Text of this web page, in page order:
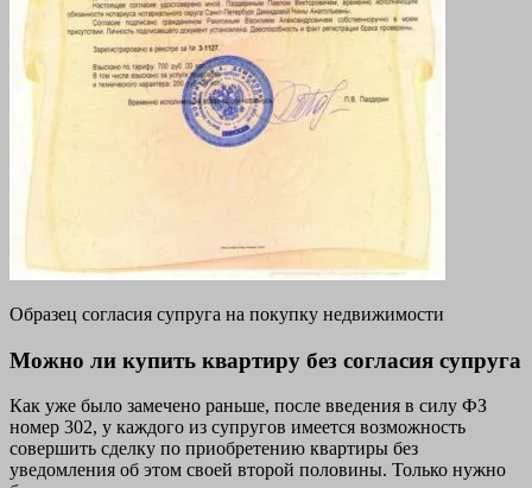
Образец согласия супруга на покупку недвижимости
Можно ли купить квартиру без согласия супруга
Как уже было замечено раньше, после введения в силу ФЗ
номер 302, у каждого из супругов имеется возможность
совершить сделку по приобретению квартиры без
уведомления об этом своей второй половины. Только нужно